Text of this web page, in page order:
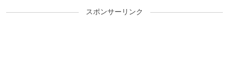
スポンサーリンク